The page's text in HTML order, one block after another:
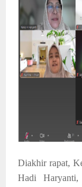
Diakhir rapat,
Hadi